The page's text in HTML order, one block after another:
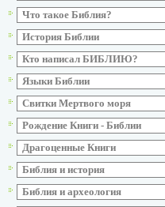
Что такое Библия?
История Библии
Кто написал БИБЛИЮ?
Языки Библии
Свитки Мертвого моря
Рождение Книги - Библии
Драгоценные Книги
Библия и история
Библия и археология